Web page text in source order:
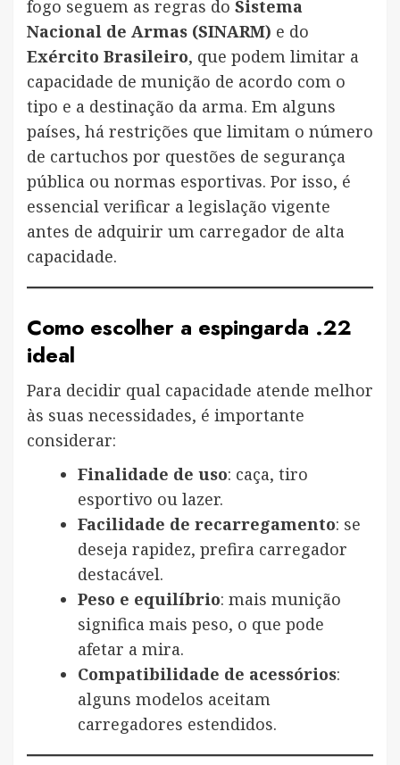
fogo seguem as regras do Sistema
Nacional de Armas (SINARM) e do
Exército Brasileiro, que podem limitar a
capacidade de munição de acordo com o
tipo e a destinação da arma. Em alguns
países, há restrições que limitam o número
de cartuchos por questões de segurança
pública ou normas esportivas. Por isso, é
essencial verificar a legislação vigente
antes de adquirir um carregador de alta
capacidade.
Como escolher a espingarda .22
ideal
Para decidir qual capacidade atende melhor
às suas necessidades, é importante
considerar:
Finalidade de uso: caça, tiro
esportivo ou lazer.
Facilidade de recarregamento: se
deseja rapidez, prefira carregador
destacável.
Peso e equilíbrio: mais munição
significa mais peso, o que pode
afetar a mira.
Compatibilidade de acessórios:
alguns modelos aceitam
carregadores estendidos.